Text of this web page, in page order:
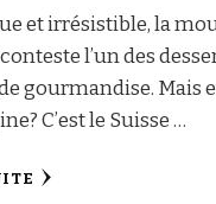
et irrésistible, la
l’un des
gourmandise. Mais
C’est le Suisse …